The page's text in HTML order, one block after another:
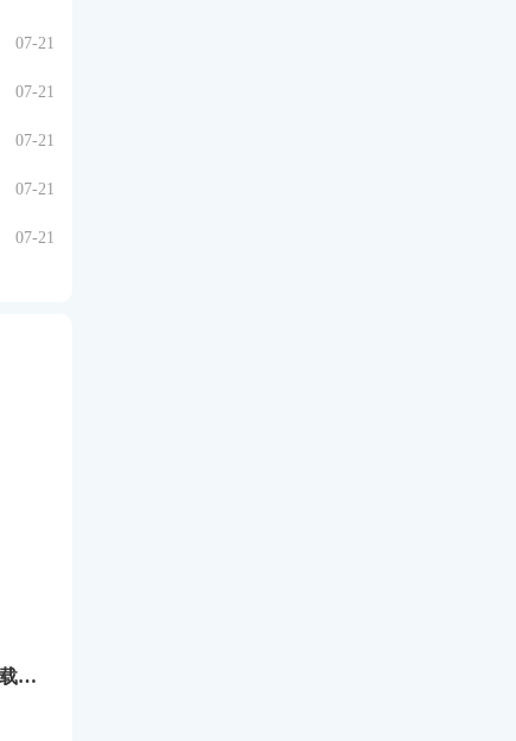
07-21
07-21
07-21
07-21
07-21
网吧老板模拟器下载中文版